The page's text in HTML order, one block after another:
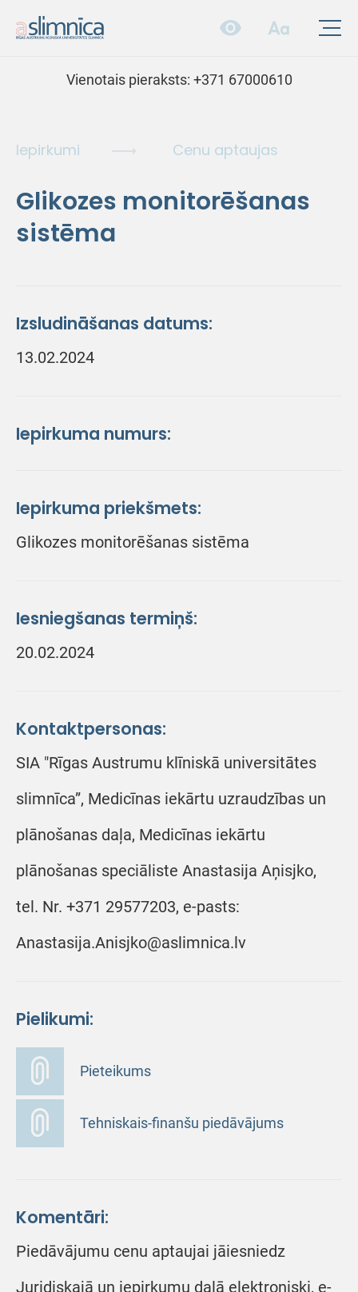
Vienotais pieraksts: +371 67000610
Iepirkumi Cenu aptaujas
Glikozes monitorēšanas
sistēma
Izsludināšanas datums:
13.02.2024
Iepirkuma numurs:
Iepirkuma priekšmets:
Glikozes monitorēšanas sistēma
Iesniegšanas termiņš:
20.02.2024
Kontaktpersonas:
SIA "Rīgas Austrumu klīniskā universitātes
slimnīca”, Medicīnas iekārtu uzraudzības un
plānošanas daļa, Medicīnas iekārtu
plānošanas speciāliste Anastasija Aņisjko,
tel. Nr. +371 29577203, e-pasts:
Anastasija.Anisjko@aslimnica.lv
Pielikumi:
Pieteikums
Tehniskais-finanšu piedāvājums
Komentāri:
Piedāvājumu cenu aptaujai jāiesniedz
Juridiskajā un iepirkumu daļā elektroniski, e-